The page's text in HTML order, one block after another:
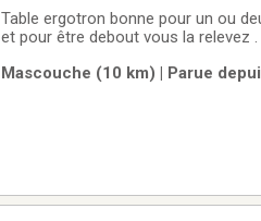
Table ergotron bonne pour un ou
et pour être debout vous la relevez
Mascouche (10 km) | Parue